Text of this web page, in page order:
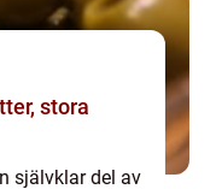
självklar del av